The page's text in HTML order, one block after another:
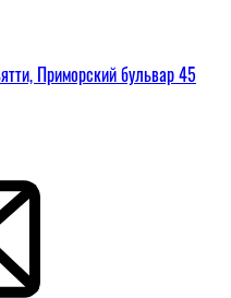
Приморский бульвар 45